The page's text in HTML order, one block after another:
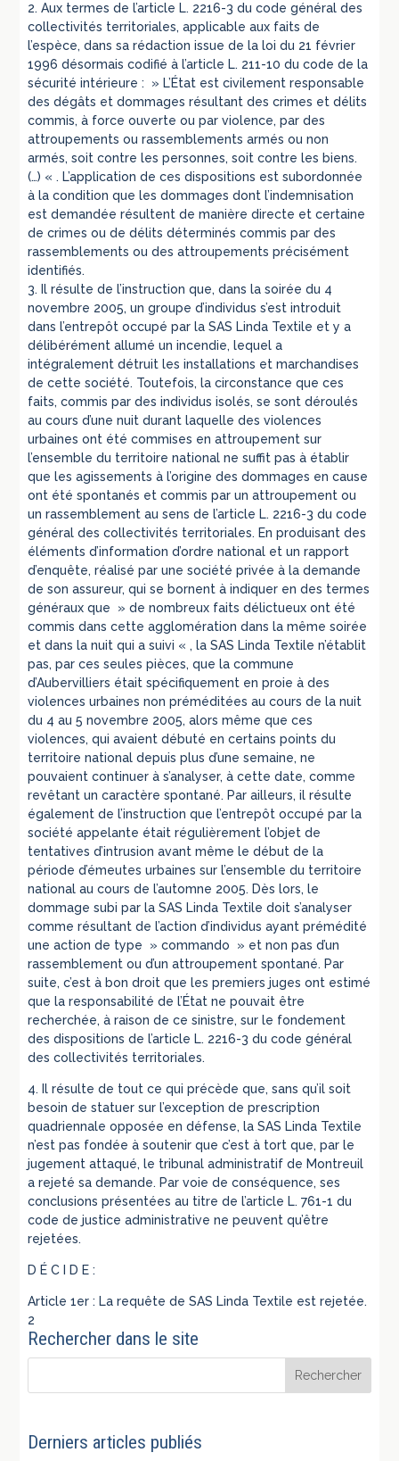
2. Aux termes de l’article L. 2216-3 du code général des
collectivités territoriales, applicable aux faits de
l’espèce, dans sa rédaction issue de la loi du 21 février
1996 désormais codifié à l’article L. 211-10 du code de la
sécurité intérieure : » L’État est civilement responsable
des dégâts et dommages résultant des crimes et délits
commis, à force ouverte ou par violence, par des
attroupements ou rassemblements armés ou non
armés, soit contre les personnes, soit contre les biens.
(…) « . L’application de ces dispositions est subordonnée
à la condition que les dommages dont l’indemnisation
est demandée résultent de manière directe et certaine
de crimes ou de délits déterminés commis par des
rassemblements ou des attroupements précisément
identifiés.
3. Il résulte de l’instruction que, dans la soirée du 4
novembre 2005, un groupe d’individus s’est introduit
dans l’entrepôt occupé par la SAS Linda Textile et y a
délibérément allumé un incendie, lequel a
intégralement détruit les installations et marchandises
de cette société. Toutefois, la circonstance que ces
faits, commis par des individus isolés, se sont déroulés
au cours d’une nuit durant laquelle des violences
urbaines ont été commises en attroupement sur
l’ensemble du territoire national ne suffit pas à établir
que les agissements à l’origine des dommages en cause
ont été spontanés et commis par un attroupement ou
un rassemblement au sens de l’article L. 2216-3 du code
général des collectivités territoriales. En produisant des
éléments d’information d’ordre national et un rapport
d’enquête, réalisé par une société privée à la demande
de son assureur, qui se bornent à indiquer en des termes
généraux que » de nombreux faits délictueux ont été
commis dans cette agglomération dans la même soirée
et dans la nuit qui a suivi « , la SAS Linda Textile n’établit
pas, par ces seules pièces, que la commune
d’Aubervilliers était spécifiquement en proie à des
violences urbaines non préméditées au cours de la nuit
du 4 au 5 novembre 2005, alors même que ces
violences, qui avaient débuté en certains points du
territoire national depuis plus d’une semaine, ne
pouvaient continuer à s’analyser, à cette date, comme
revêtant un caractère spontané. Par ailleurs, il résulte
également de l’instruction que l’entrepôt occupé par la
société appelante était régulièrement l’objet de
tentatives d’intrusion avant même le début de la
période d’émeutes urbaines sur l’ensemble du territoire
national au cours de l’automne 2005. Dès lors, le
dommage subi par la SAS Linda Textile doit s’analyser
comme résultant de l’action d’individus ayant prémédité
une action de type » commando » et non pas d’un
rassemblement ou d’un attroupement spontané. Par
suite, c’est à bon droit que les premiers juges ont estimé
que la responsabilité de l’État ne pouvait être
recherchée, à raison de ce sinistre, sur le fondement
des dispositions de l’article L. 2216-3 du code général
des collectivités territoriales.
4. Il résulte de tout ce qui précède que, sans qu’il soit
besoin de statuer sur l’exception de prescription
quadriennale opposée en défense, la SAS Linda Textile
n’est pas fondée à soutenir que c’est à tort que, par le
jugement attaqué, le tribunal administratif de Montreuil
a rejeté sa demande. Par voie de conséquence, ses
conclusions présentées au titre de l’article L. 761-1 du
code de justice administrative ne peuvent qu’être
rejetées.
D É C I D E :
Article 1er : La requête de SAS Linda Textile est rejetée.
2
Rechercher dans le site
Derniers articles publiés